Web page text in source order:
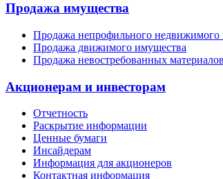
Продажа имущества
Продажа непрофильного недвижимого
Продажа движимого имущества
Продажа невостребованных
Акционерам и инвесторам
Отчетность
Раскрытие информации
Ценные бумаги
Инсайдерам
Информация для акционеров
Контактная информация